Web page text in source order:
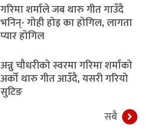
गरिमा शर्माले जब थारु गीत गाउँदै
भनिन्- गोही होइ का होगिल, लागता
प्यार होगिल
अन्नु चौधरीको स्वरमा गरिमा शर्माको
अर्को थारु गीत आउँदै, यसरी गरियो
सुटिङ
सबै